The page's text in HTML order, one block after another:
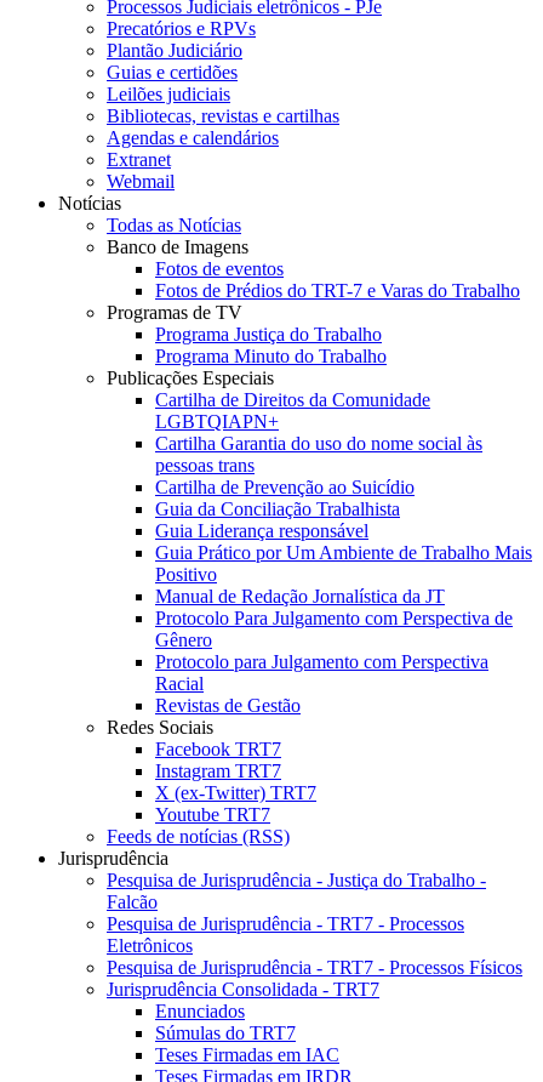
Processos Judiciais eletrônicos - PJe
Precatórios e RPVs
Plantão Judiciário
Guias e certidões
Leilões judiciais
Bibliotecas, revistas e cartilhas
Agendas e calendários
Extranet
Webmail
Notícias
Todas as Notícias
Banco de Imagens
Fotos de eventos
Fotos de Prédios do TRT-7 e Varas do Trabalho
Programas de TV
Programa Justiça do Trabalho
Programa Minuto do Trabalho
Publicações Especiais
Cartilha de Direitos da Comunidade
LGBTQIAPN+
Cartilha Garantia do uso do nome social às
pessoas trans
Cartilha de Prevenção ao Suicídio
Guia da Conciliação Trabalhista
Guia Liderança responsável
Guia Prático por Um Ambiente de Trabalho Mais
Positivo
Manual de Redação Jornalística da JT
Protocolo Para Julgamento com Perspectiva de
Gênero
Protocolo para Julgamento com Perspectiva
Racial
Revistas de Gestão
Redes Sociais
Facebook TRT7
Instagram TRT7
X (ex-Twitter) TRT7
Youtube TRT7
Feeds de notícias (RSS)
Jurisprudência
Pesquisa de Jurisprudência - Justiça do Trabalho -
Falcão
Pesquisa de Jurisprudência - TRT7 - Processos
Eletrônicos
Pesquisa de Jurisprudência - TRT7 - Processos Físicos
Jurisprudência Consolidada - TRT7
Enunciados
Súmulas do TRT7
Teses Firmadas em IAC
Teses Firmadas em IRDR